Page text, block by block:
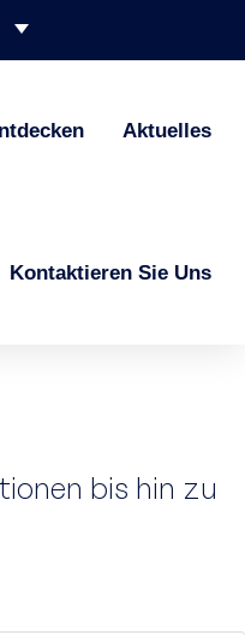
Aktuelles
Kontaktieren Sie Uns
bis hin zu